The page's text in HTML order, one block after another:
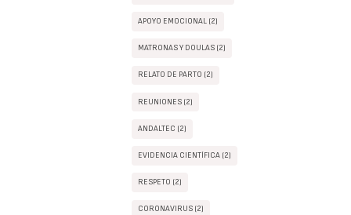
APOYO EMOCIONAL (2)
MATRONAS Y DOULAS (2)
RELATO DE PARTO (2)
REUNIONES (2)
ANDALTEC (2)
EVIDENCIA CIENTÍFICA (2)
RESPETO (2)
CORONAVIRUS (2)